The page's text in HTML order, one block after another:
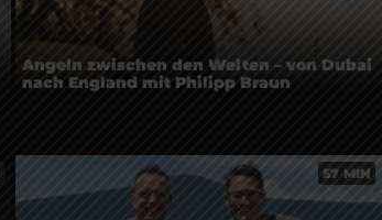
Angeln zwischen den Welten – von Dubai
nach England mit Philipp Braun
57 MIN